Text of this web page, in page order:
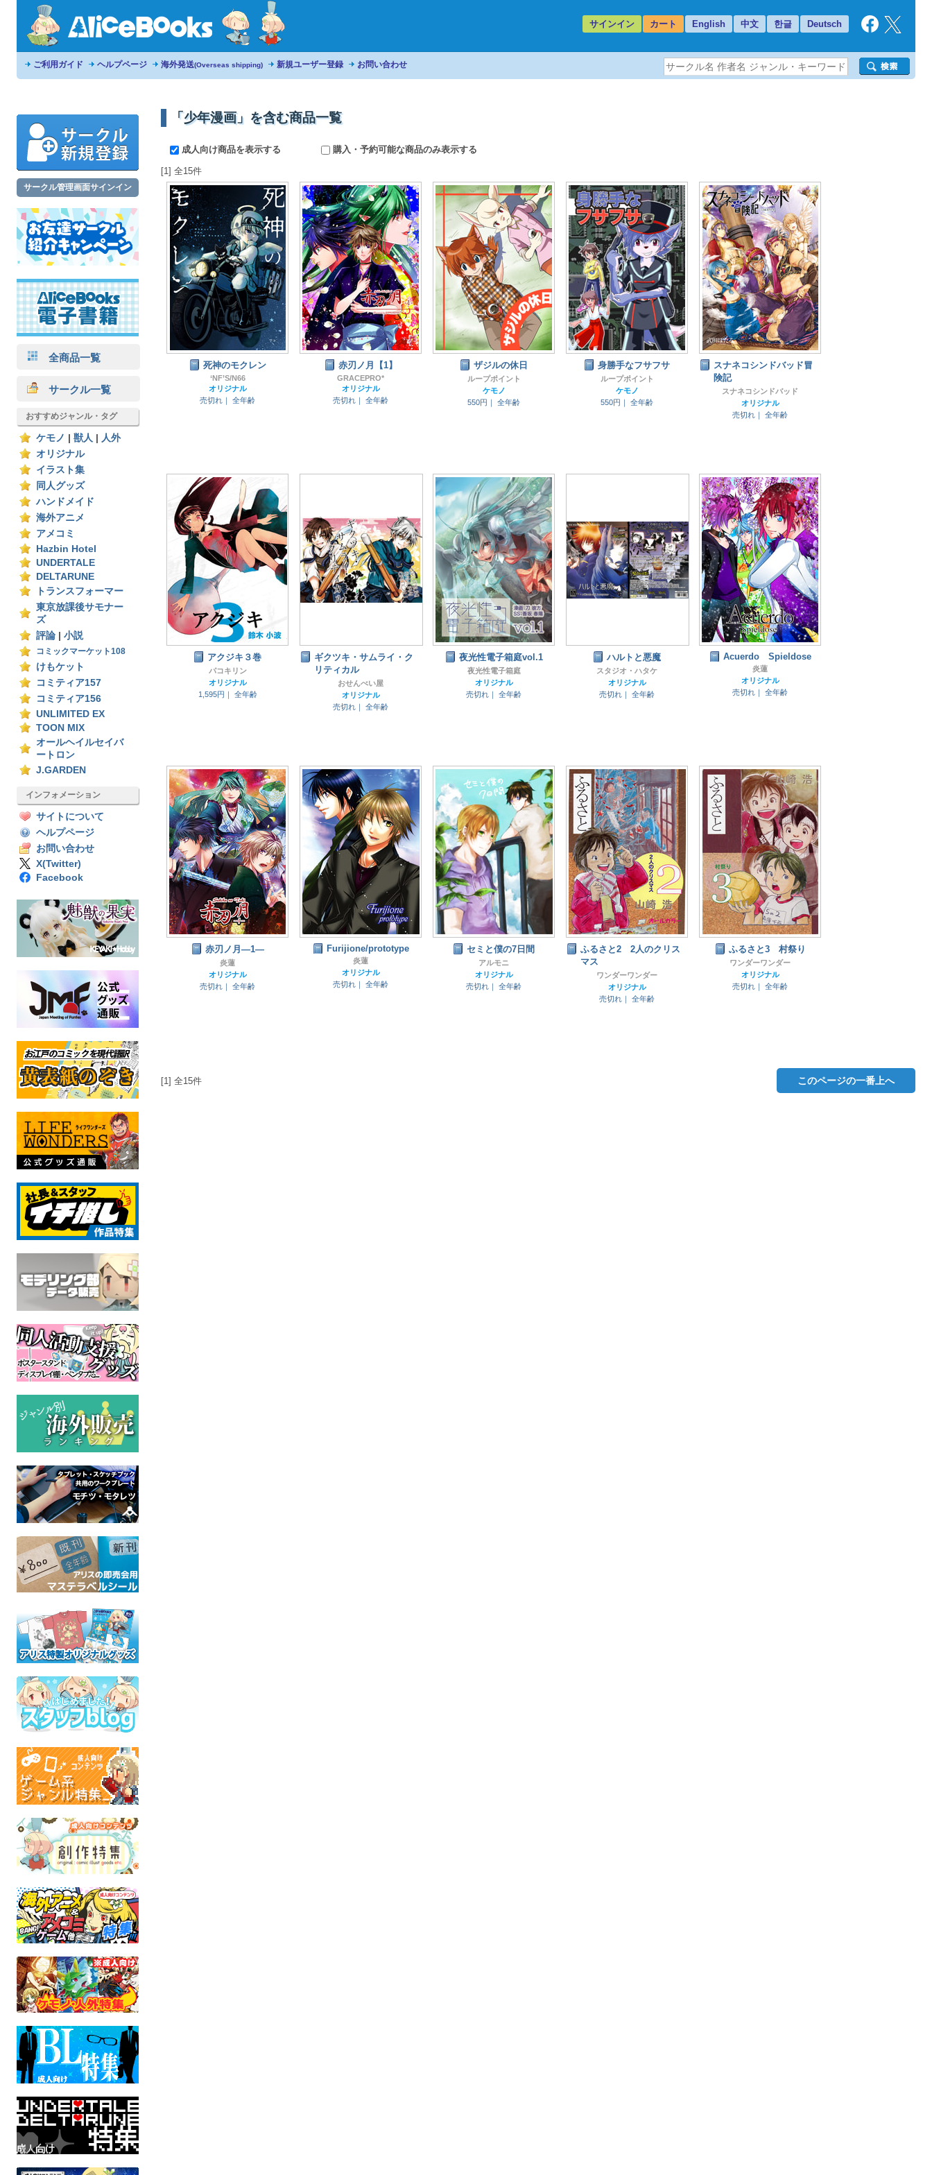
サインイン カート English 中文 한글 Deutsch
ご利用ガイド ヘルプページ 海外発送(Overseas shipping) 新規ユーザー登録 お問い合わせ
サークル管理画面サインイン
全商品一覧
サークル一覧
おすすめジャンル・タグ
ケモノ 獣人
人外
オリジナル
イラスト集
同人グッズ
ハンドメイド
海外アニメ
アメコミ
Hazbin Hotel
UNDERTALE
DELTARUNE
トランスフォーマー
東京放課後サモナー
ズ
評論
小説
コミックマーケット108
けもケット
コミティア157
コミティア156
UNLIMITED EX
TOON MIX
オールヘイルセイバ
ートロン
J.GARDEN
インフォメーション
サイトについて
ヘルプページ
お問い合わせ
X(Twitter)
Facebook
「少年漫画」を含む商品一覧
成人向け商品を表示する 購入・予約可能な商品のみ表示する
[1] 全15件
死神のモクレン
‘NF’S/N66
オリジナル
売切れ｜
全年齢
赤刃ノ月【1】
GRACEPRO*
オリジナル
売切れ｜
全年齢
ザジルの休日
ループポイント
ケモノ
550円｜
全年齢
身勝手なフサフサ
ループポイント
ケモノ
550円｜
全年齢
スナネコシンドバッド冒
険記
スナネコシンドバッド
オリジナル
売切れ｜
全年齢
アクジキ３巻
パコキリン
オリジナル
1,595円｜
全年齢
ギクツキ・サムライ・ク
リティカル
おせんべい屋
オリジナル
売切れ｜
全年齢
夜光性電子箱庭vol.1
夜光性電子箱庭
オリジナル
売切れ｜
全年齢
ハルトと悪魔
スタジオ・ハタケ
オリジナル
売切れ｜
全年齢
Acuerdo Spieldose
炎蓮
オリジナル
売切れ｜
全年齢
赤刃ノ月―1―
炎蓮
オリジナル
売切れ｜
全年齢
Furijione/prototype
炎蓮
オリジナル
売切れ｜
全年齢
セミと僕の7日間
アルモニ
オリジナル
売切れ｜
全年齢
ふるさと2 2人のクリス
マス
ワンダーワンダー
オリジナル
売切れ｜
全年齢
ふるさと3 村祭り
ワンダーワンダー
オリジナル
売切れ｜
全年齢
[1] 全15件 このページの一番上へ